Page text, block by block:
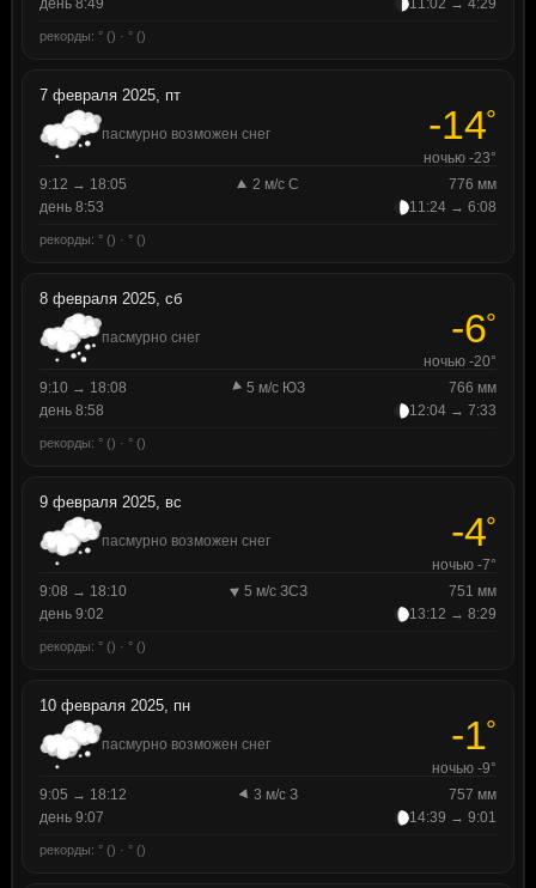
день 8:49
11:02 → 4:29
рекорды: ° () · ° ()
7 февраля 2025, пт
пасмурно возможен снег -14°
ночью -23°
9:12 → 18:05
2 м/с С
776 мм
день 8:53
11:24 → 6:08
рекорды: ° () · ° ()
8 февраля 2025, сб
пасмурно снег -6°
ночью -20°
9:10 → 18:08
5 м/с ЮЗ
766 мм
день 8:58
12:04 → 7:33
рекорды: ° () · ° ()
9 февраля 2025, вс
пасмурно возможен снег -4°
ночью -7°
9:08 → 18:10
5 м/с ЗСЗ
751 мм
день 9:02
13:12 → 8:29
рекорды: ° () · ° ()
10 февраля 2025, пн
пасмурно возможен снег -1°
ночью -9°
9:05 → 18:12
3 м/с З
757 мм
день 9:07
14:39 → 9:01
рекорды: ° () · ° ()